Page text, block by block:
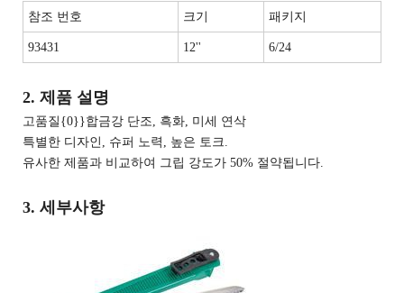
참조 번호 크기 패키지
93431 12'' 6/24
2. 제품 설명
고품질{0}}합금강 단조, 흑화, 미세 연삭
특별한 디자인, 슈퍼 노력, 높은 토크.
유사한 제품과 비교하여 그립 강도가 50% 절약됩니다.
3. 세부사항